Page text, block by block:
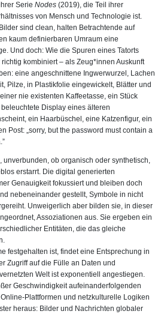
Serie Nodes (2019), die Teil ihrer
von Mensch und Technologie ist.
sind clean, halten Betrachtende auf
kaum definierbaren Umraum eine
Und doch: Wie die Spuren eines Tatorts
kombiniert – als Zeug*innen Auskunft
eine angeschnittene Ingwerwurzel, Lachen
Pilze, in Plastikfolie eingewickelt, Blätter und
nie existenten Kaffeetasse, ein Stück
Display eines älteren
ein Haarbüschel, eine Katzenfigur, ein
Post: „sorry, but the password must contain a
unverbunden, ob organisch oder synthetisch,
erstarrt. Die digital generierten
Genauigkeit fokussiert und bleiben doch
nebeneinander gestellt, Symbole in nicht
Unweigerlich aber bilden sie, in dieser
Assoziationen aus. Sie ergeben ein
Entitäten, die das gleiche
festgehalten ist, findet eine Entsprechung in
Zugriff auf die Fülle an Daten und
Welt ist exponentiell angestiegen.
Geschwindigkeit aufeinanderfolgenden
Plattformen und netzkulturelle Logiken
heraus: Bilder und Nachrichten globaler